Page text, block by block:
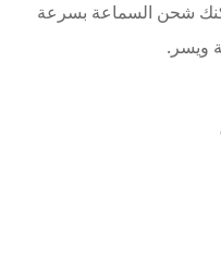
شحن السماعة بسرعة
ويسر.